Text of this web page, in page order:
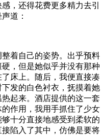
，还得花费更多精力去引
道：
着自己的姿势。出乎预料
，但是她似乎并没有那种
床上。随后，我便直接凑
发的白色衬衣，抚摸着她
起来。酒店提供的这一套
作用，我用手抓住了少女
十分直接地感受到柔软的
陷入了其中，仿佛是要将